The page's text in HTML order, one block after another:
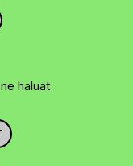
haluat